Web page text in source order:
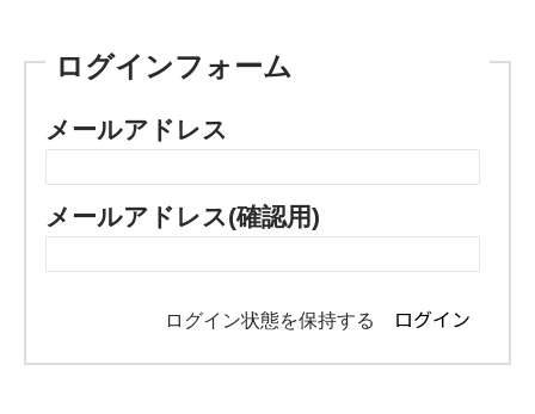
ログインフォーム
メールアドレス
メールアドレス(確認用)
ログイン状態を保持する